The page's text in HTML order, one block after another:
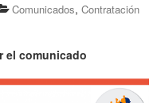
Comunicados, Contratación
el comunicado